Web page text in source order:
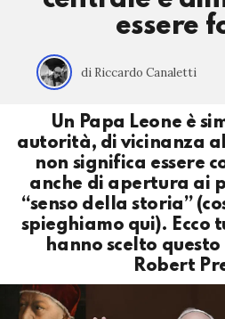
essere
di Riccardo Canaletti
Un Papa Leone è
autorità, di vicinanza
non significa essere
anche di apertura ai
“senso della storia”
spieghiamo qui). Ecco
hanno scelto
Robert